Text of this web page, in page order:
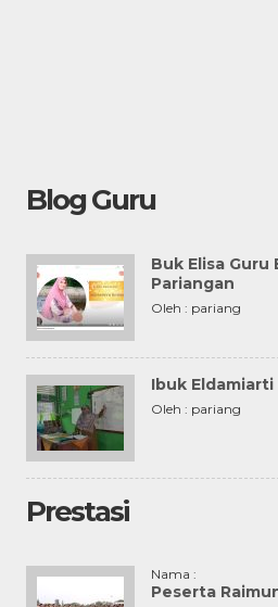
Blog Guru
Buk Elisa Guru
Pariangan
Oleh : pariang
Ibuk
Oleh : pariang
Prestasi
Nama :
Peserta